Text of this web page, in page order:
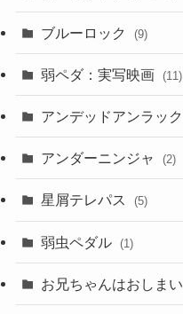
ブルーロック (9)
弱ペダ：実写映画 (11)
アンデッドアンラック
アンダーニンジャ (2)
星屑テレパス (5)
弱虫ペダル (1)
お兄ちゃんはおしまい